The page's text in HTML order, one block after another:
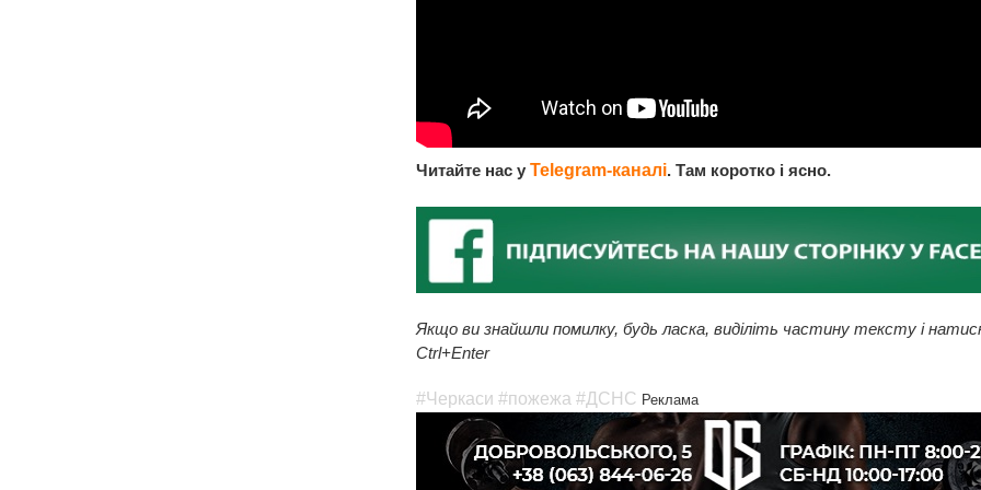
Читайте нас у Telegram-каналі. Там коротко і ясно.
Якщо ви знайшли помилку, будь ласка, виділіть частину тексту і
Ctrl+Enter
#Черкаси #пожежа #ДСНС Реклама